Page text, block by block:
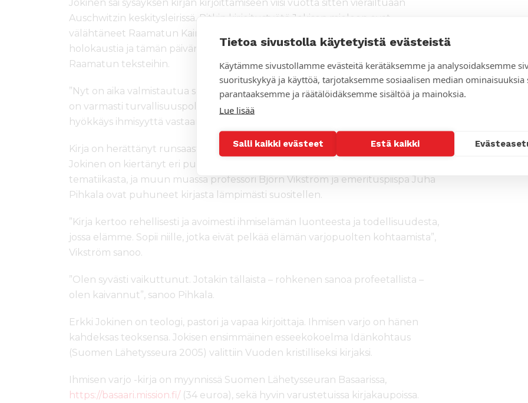
Tietoa sivustolla käytetyistä evästeistä
Käytämme sivustollamme evästeitä kerätäksemme ja analysoidaksemme
suorituskykyä ja käyttöä, tarjotaksemme sosiaalisen median ominaisuuksia
parantaaksemme ja räätälöidäksemme sisältöä ja mainoksia.
Lue lisää
Salli kaikki evästeet Estä kaikki
Jokinen sai sysäyksen kirjan kirjoittamiseen viisi vuotta sitten vierailtuaan
Auschwitzin keskitysleirissä. Pitkin kirjoitustyötä Jokisen mieleen ovat
välähtäneet Raamatun Kainin, murhantekijän, kasvot. Jokinen peilaa esseissään
holokaustia ja tämän päivän sotien, konfliktien ja pahuuden maailmaa
Raamatun teksteihin.
”Nyt on aika valmistautua seuraavaan sotaan, vakuuttavat asiantuntijat. Tämä
on varmasti turvallisuuspoliittisesti tärkeä viesti. Mutta jokainen sota on
hyökkäys ihmisyyttä vastaan”, Jokinen sanoo.
Kirja on herättänyt runsaasti kiinnostusta jo ennen ilmestymistään. Erkki
Jokinen on kiertänyt eri puolilla Suomea seurakunnissa puhumassa kirjan
tematiikasta, ja muun muassa professori Björn Vikström ja emerituspiispa Juha
Pihkala ovat puhuneet kirjasta lämpimästi suositellen.
”Kirja kertoo rehellisesti ja avoimesti ihmiselämän luonteesta ja todellisuudesta,
jossa elämme. Sopii niille, jotka eivät pelkää elämän varjopuolten kohtaamista”,
Vikström sanoo.
”Olen syvästi vaikuttunut. Jotakin tällaista – rohkenen sanoa profeetallista –
olen kaivannut”, sanoo Pihkala.
Erkki Jokinen on teologi, pastori ja vapaa kirjoittaja. Ihmisen varjo on hänen
kahdeksas teoksensa. Jokisen ensimmäinen esseekokoelma Idänkohtaus
(Suomen Lähetysseura 2005) valittiin Vuoden kristilliseksi kirjaksi.
Ihmisen varjo -kirja on myynnissä Suomen Lähetysseuran Basaarissa,
https://basaari.mission.fi/ (34 euroa), sekä hyvin varustetuissa kirjakaupoissa.